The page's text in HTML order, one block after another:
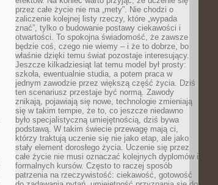
przez całe życie nie ma „mety”. Nie chodzi o
zaliczenie kolejnej listy rzeczy, które „wypada
znać”, tylko o budowanie postawy ciekawości i
otwartości. To spokojna świadomość, że zawsze
będzie coś, czego nie wiemy – i że to dobrze, bo
właśnie dzięki temu świat pozostaje interesujący.
Jeszcze kilkadziesiąt lat temu model był prosty:
szkoła, ewentualnie studia, a potem praca w
jednym zawodzie przez większą część życia. Dziś
ten scenariusz przestaje być normą. Zawody
znikają, pojawiają się nowe, technologie zmieniają
się w takim tempie, że to, co jeszcze niedawno
było specjalistyczną umiejętnością, dziś bywa
podstawą. W takim świecie przewagę mają ci,
którzy traktują uczenie się nie jako etap, ale jako
stały element dorosłego życia. Uczenie się przez
całe życie nie musi oznaczać kolejnych dyplomów i
formalnych kursów. Często to raczej sposób
patrzenia na rzeczywistość: ciekawość, gotowość